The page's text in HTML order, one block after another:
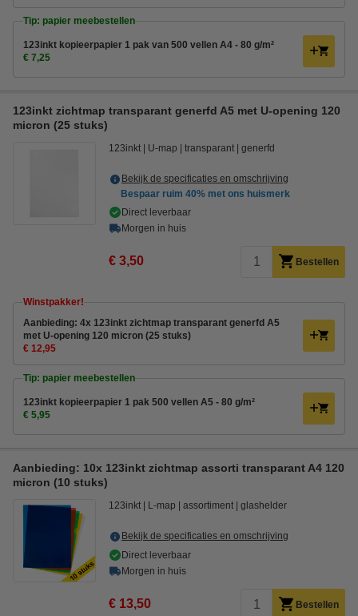
Tip: papier meebestellen
123inkt kopieerpapier 1 pak van 500 vellen A4 - 80 g/m²
€ 7,25
123inkt zichtmap transparant generfd A5 met U-opening 120
micron (25 stuks)
123inkt U-map transparant generfd
Bekijk de specificaties en omschrijving
Bespaar ruim 40% met ons huismerk
Direct leverbaar
Morgen in huis
€ 3,50 Bestellen
Winstpakker!
Aanbieding: 4x 123inkt zichtmap transparant generfd A5
met U-opening 120 micron (25 stuks)
€ 12,95
Tip: papier meebestellen
123inkt kopieerpapier 1 pak 500 vellen A5 - 80 g/m²
€ 5,95
Aanbieding: 10x 123inkt zichtmap assorti transparant A4 120
micron (10 stuks)
123inkt L-map assortiment glashelder
Bekijk de specificaties en omschrijving
Direct leverbaar
Morgen in huis
€ 13,50 Bestellen